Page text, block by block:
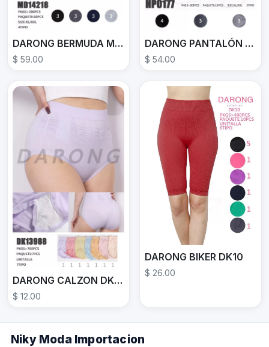
DARONG BERMUDA MD14218
$ 59.00
DARONG PANTALÓN DEPORTIVO HP0177
$ 54.00
DARONG CALZON DK13988
$ 12.00
DARONG BIKER DK10
$ 26.00
Niky Moda Importacion